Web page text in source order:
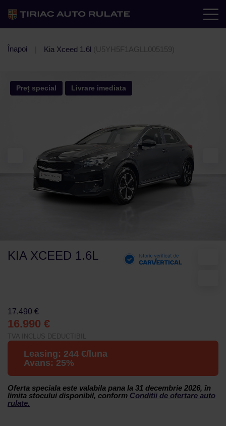
Înapoi Kia Xceed 1.6l (U5YH5F1AGLL005159)
Preț special Livrare imediata
KIA XCEED 1.6L
17.490 €
16.990 €
TVA INCLUS DEDUCTIBIL
Leasing: 244 €/luna
Avans: 25%
Oferta speciala este valabila pana la 31 decembrie 2026, în
limita stocului disponibil, conform Conditii de ofertare auto
rulate.